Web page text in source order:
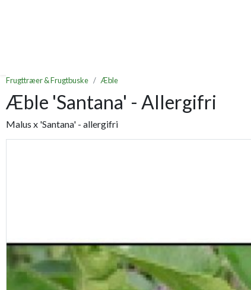
Frugttræer & Frugtbuske Æble
Æble 'Santana' - Allergifri
Malus x 'Santana' - allergifri